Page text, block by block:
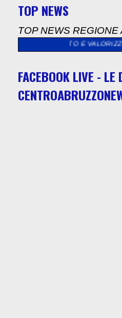
TOP NEWS
TOP NEWS REGIONE
E VALORIZZAZIONE DEL
FACEBOOK LIVE - LE